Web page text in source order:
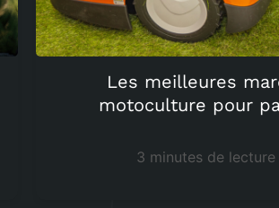
Les meilleures
motoculture pour
3 minutes de lecture